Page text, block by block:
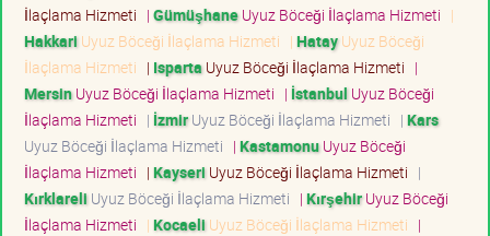
İlaçlama Hizmeti | GümüşhaneUyuz Böceği İlaçlama Hizmeti |
Hakkari Uyuz Böceği İlaçlama Hizmeti | HatayUyuz Böceği
İlaçlama Hizmeti | Isparta Uyuz Böceği İlaçlama Hizmeti |
MersinUyuz Böceği İlaçlama Hizmeti | İstanbul Uyuz Böceği
İlaçlama Hizmeti | İzmirUyuz Böceği İlaçlama Hizmeti | Kars
Uyuz Böceği İlaçlama Hizmeti | KastamonuUyuz Böceği
İlaçlama Hizmeti | Kayseri Uyuz Böceği İlaçlama Hizmeti |
Kırklareli Uyuz Böceği İlaçlama Hizmeti | KırşehirUyuz Böceği
İlaçlama Hizmeti | Kocaeli Uyuz Böceği İlaçlama Hizmeti |